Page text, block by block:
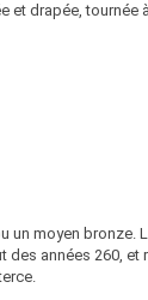
et drapée, tournée
un moyen bronze.
années 260, et